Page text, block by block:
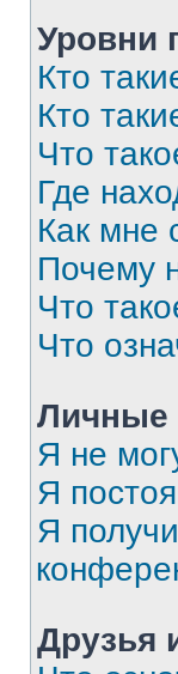
Уровни
Кто
Кто
Что
Где
Как мне
Почему
Что
Что
Личные
Я не
Я
Я
Друзья